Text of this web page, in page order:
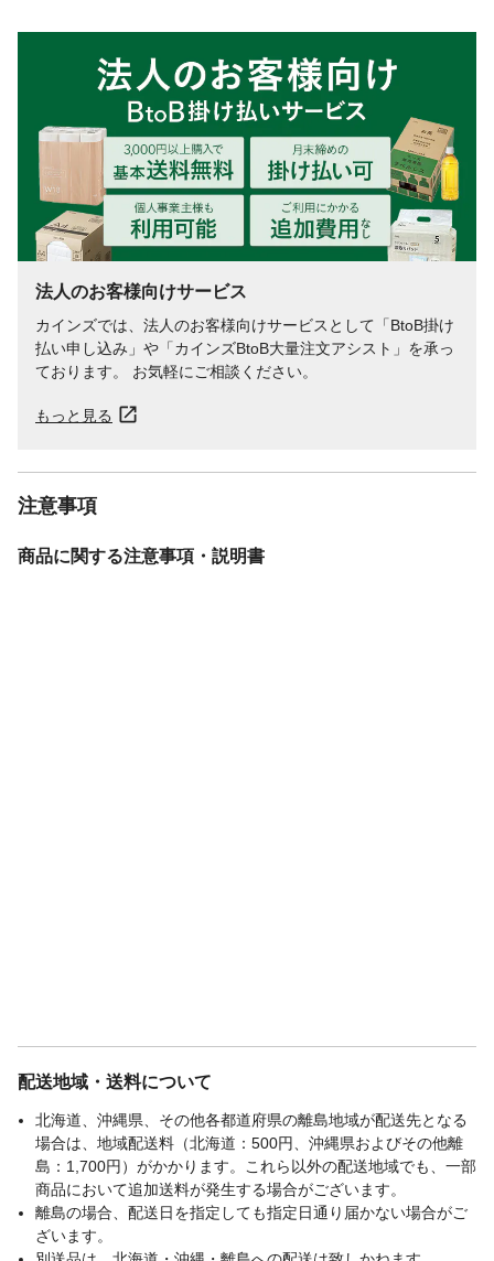
法人のお客様向けサービス
カインズでは、法人のお客様向けサービスとして「BtoB掛け
払い申し込み」や「カインズBtoB大量注文アシスト」を承っ
ております。 お気軽にご相談ください。
もっと見る
注意事項
商品に関する注意事項・説明書
配送地域・送料について
北海道、沖縄県、その他各都道府県の離島地域が配送先となる
場合は、地域配送料（北海道：500円、沖縄県およびその他離
島：1,700円）がかかります。これら以外の配送地域でも、一部
商品において追加送料が発生する場合がございます。
離島の場合、配送日を指定しても指定日通り届かない場合がご
ざいます。